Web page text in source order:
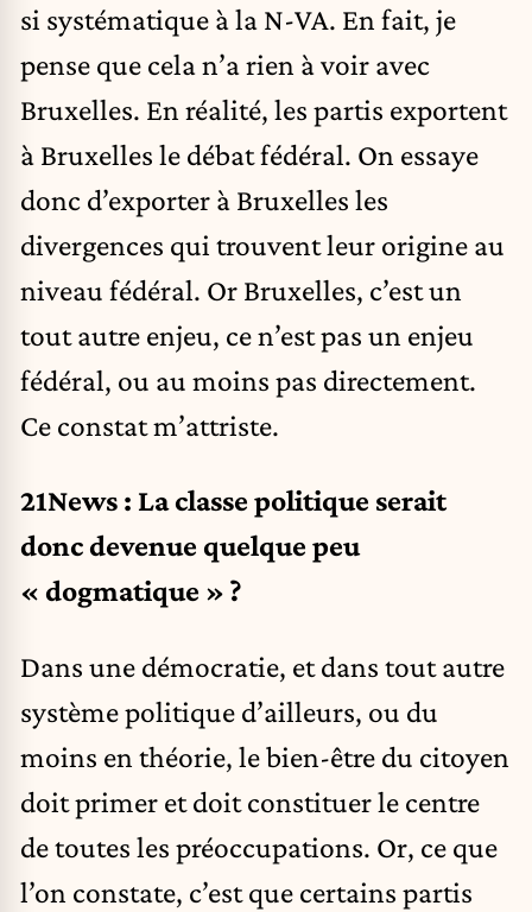
si systématique à la N-VA. En fait, je
pense que cela n’a rien à voir avec
Bruxelles. En réalité, les partis exportent
à Bruxelles le débat fédéral. On essaye
donc d’exporter à Bruxelles les
divergences qui trouvent leur origine au
niveau fédéral. Or Bruxelles, c’est un
tout autre enjeu, ce n’est pas un enjeu
fédéral, ou au moins pas directement.
Ce constat m’attriste.
21News : La classe politique serait
donc devenue quelque peu
« dogmatique » ?
Dans une démocratie, et dans tout autre
système politique d’ailleurs, ou du
moins en théorie, le bien-être du citoyen
doit primer et doit constituer le centre
de toutes les préoccupations. Or, ce que
l’on constate, c’est que certains partis